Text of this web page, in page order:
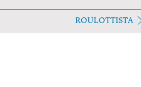
ROULOTTISTA